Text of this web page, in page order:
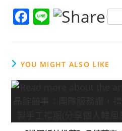
F
e
b
Li
YOU MIGHT ALSO LIKE